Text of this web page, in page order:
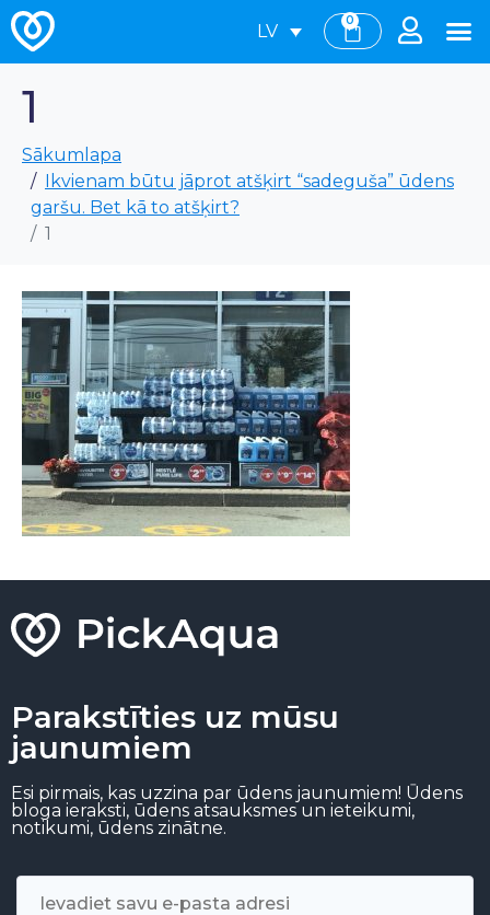
LV
0
1
Sākumlapa
Ikvienam būtu jāprot atšķirt “sadeguša” ūdens
garšu. Bet kā to atšķirt?
1
Parakstīties uz mūsu
jaunumiem
Esi pirmais, kas uzzina par ūdens jaunumiem! Ūdens
bloga ieraksti, ūdens atsauksmes un ieteikumi,
notikumi, ūdens zinātne.